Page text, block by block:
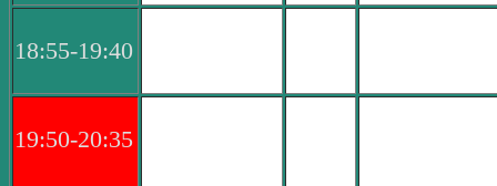
18:55-19:40
19:50-20:35